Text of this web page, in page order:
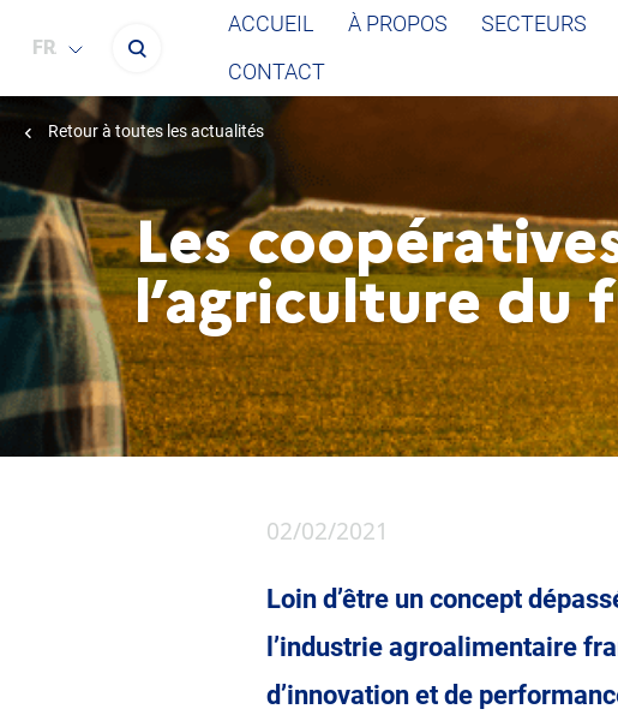
FRANÇAIS
ACCUEIL À PROPOS SECTEURS
CONTACT
Retour à toutes les actualités
Les
l’agriculture du
02/02/2021
Loin d’être un concept
l’industrie agroalimentaire
d’innovation et de